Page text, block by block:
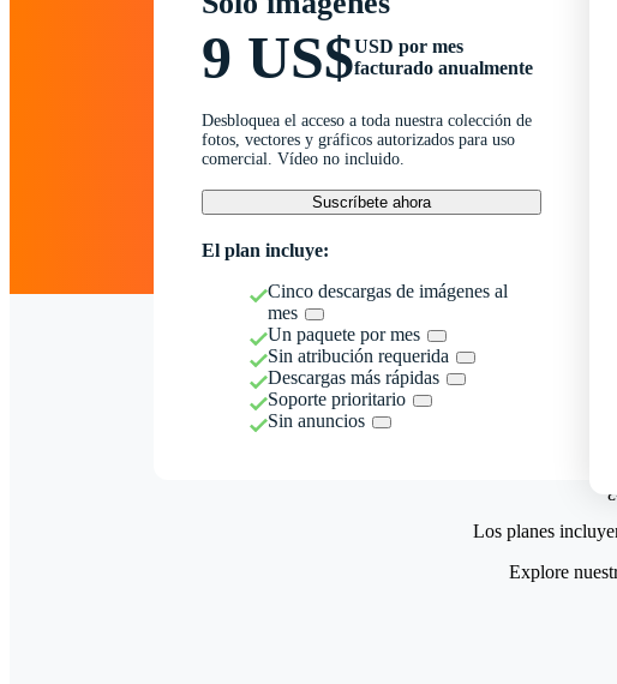
9 US$USD por mes
facturado anualmente
Desbloquea el acceso a toda nuestra colección de
fotos, vectores y gráficos autorizados para uso
comercial. Vídeo no incluido.
Suscríbete ahora
El plan incluye:
Cinco descargas de imágenes al
mes
Un paquete por mes
Sin atribución requerida
Descargas más rápidas
Soporte prioritario
Sin anuncios
Los planes
Explore